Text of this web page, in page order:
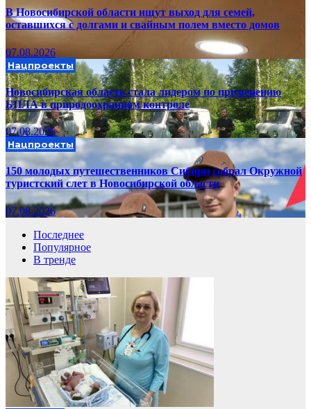
В Новосибирской области ищут выход для семей,
оставшихся с долгами и свайным полем вместо домов
07.08.2026
Нацпроекты
Новосибирская область стала лидером по применению
БПЛА в природоохранном контроле
07.08.2026
Нацпроекты
150 молодых путешественников Сибири собрал Окружной
туристский слет в Новосибирской области
07.08.2026
Последнее
Популярное
В тренде